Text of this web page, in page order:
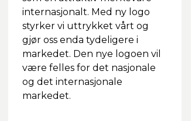
internasjonalt. Med ny logo
styrker vi uttrykket vårt og
gjør oss enda tydeligere i
markedet. Den nye logoen vil
være felles for det nasjonale
og det internasjonale
markedet.